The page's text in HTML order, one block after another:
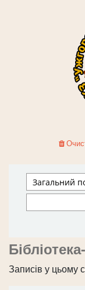
Записів у цьому